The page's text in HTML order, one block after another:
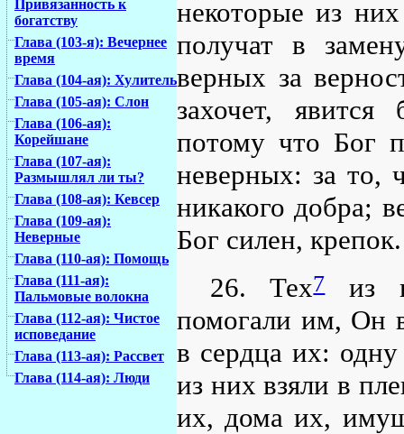
Привязанность к
богатству
Глава (103-я): Вечернее
время
Глава (104-ая): Хулитель
Глава (105-ая): Слон
Глава (106-ая):
Корейшане
Глава (107-ая):
Размышлял ли ты?
Глава (108-ая): Кевсер
Глава (109-ая):
Неверные
Глава (110-ая): Помощь
Глава (111-ая):
Пальмовые волокна
Глава (112-ая): Чистое
исповедание
Глава (113-ая): Рассвет
Глава (114-ая): Люди
некоторые из
получат в
верных за
захочет,
потому что Бог
неверных: за то,
никакого добра;
Бог силен, крепок.
26. Тех7из
помогали им, Он
в сердца их:
из них взяли в
их, дома их,